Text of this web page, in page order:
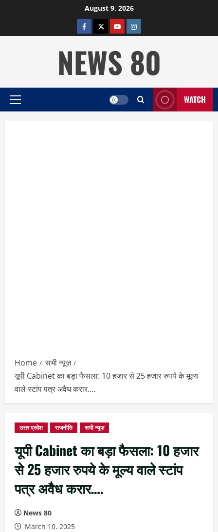
August 9, 2026
facebooktwitterYOUTUBE
instagram
NEWS 80
Primary
WATCH
Home
सभी न्यूज़
यूपी Cabinet का बड़ा फैसला: 10 हजार से 25 हजार रुपये के मूल्य
वाले स्टांप पत्र अवैध करार….
उत्तर प्रदेश राजनीति सभी न्यूज़
यूपी Cabinet का बड़ा फैसला: 10 हजार
से 25 हजार रुपये के मूल्य वाले स्टांप
पत्र अवैध करार….
News 80
March 10, 2025